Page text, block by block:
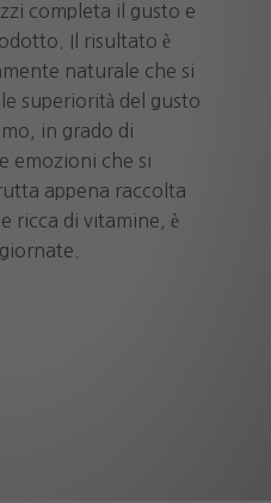
completa il gusto e
Il risultato è
naturale che si
superiorità del gusto
in grado di
emozioni che si
appena raccolta
ricca di vitamine, è